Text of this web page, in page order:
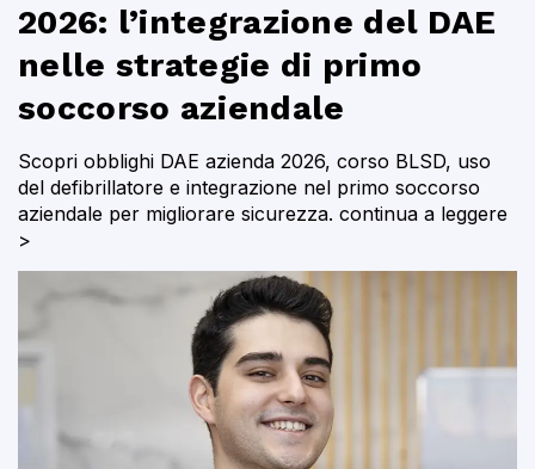
2026: l’integrazione del DAE
nelle strategie di primo
soccorso aziendale
Scopri obblighi DAE azienda 2026, corso BLSD, uso
del defibrillatore e integrazione nel primo soccorso
aziendale per migliorare sicurezza. continua a leggere
>